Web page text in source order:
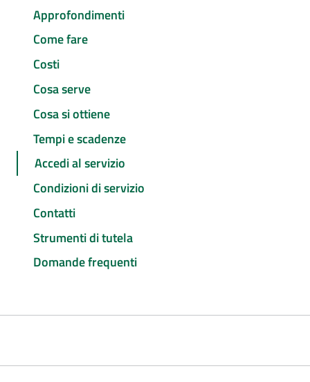
Approfondimenti
Come fare
Costi
Cosa serve
Cosa si ottiene
Tempi e scadenze
Accedi al servizio
Condizioni di servizio
Contatti
Strumenti di tutela
Domande frequenti